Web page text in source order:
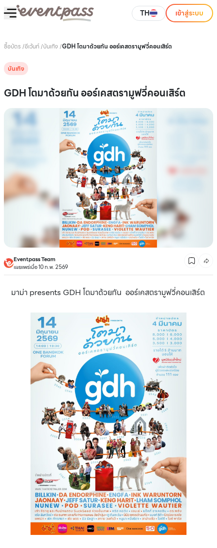
TH เข้าสู่ระบบ
ซื้อบัตร /อีเว้นท์/บันเทิง / GDH โตมาด้วยกัน ออร์เคสตรามูฟวี่คอนเสิร์ต
บันเทิง
GDH โตมาด้วยกัน ออร์เคสตรามูฟวี่คอนเสิร์ต
Eventpass Team
เผยแพร่เมื่อ 10 ก.พ. 2569
มาม่า presents GDH โตมาด้วยกัน ออร์เคสตรามูฟวี่คอนเสิร์ต